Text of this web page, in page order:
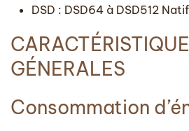
DSD : DSD64 à DSD512 Natif
GÉNERALES
Consommation